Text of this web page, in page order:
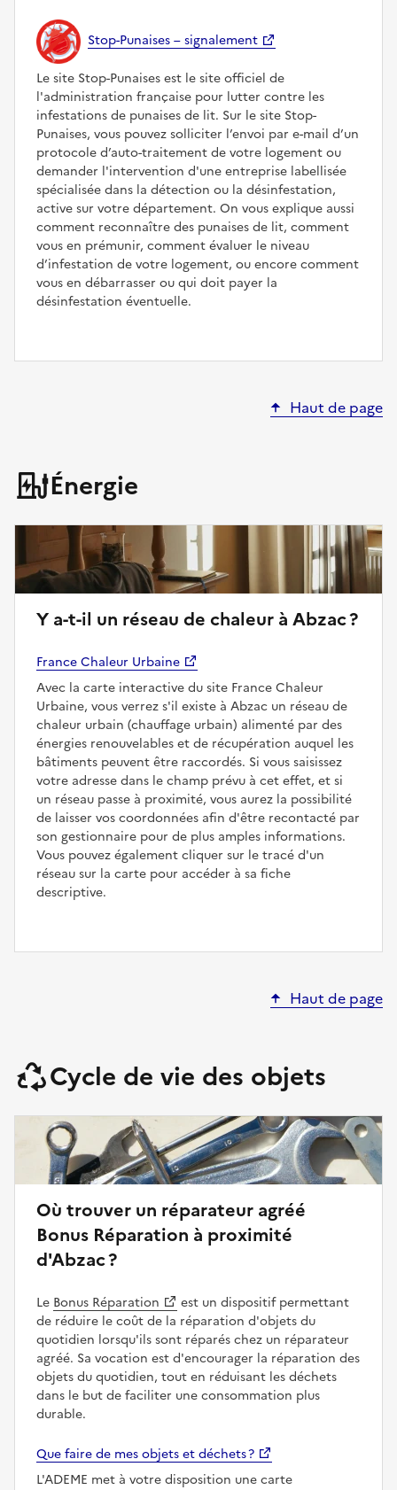
Stop-Punaises – signalement
Le site Stop-Punaises est le site officiel de
l'administration française pour lutter contre les
infestations de punaises de lit. Sur le site Stop-
Punaises, vous pouvez solliciter l’envoi par e-mail d’un
protocole d’auto-traitement de votre logement ou
demander l'intervention d'une entreprise labellisée
spécialisée dans la détection ou la désinfestation,
active sur votre département. On vous explique aussi
comment reconnaître des punaises de lit, comment
vous en prémunir, comment évaluer le niveau
d’infestation de votre logement, ou encore comment
vous en débarrasser ou qui doit payer la
désinfestation éventuelle.
Haut de page
Énergie
Y a-t-il un réseau de chaleur à Abzac ?
France Chaleur Urbaine
Avec la carte interactive du site France Chaleur
Urbaine, vous verrez s'il existe à Abzac un réseau de
chaleur urbain (chauffage urbain) alimenté par des
énergies renouvelables et de récupération auquel les
bâtiments peuvent être raccordés. Si vous saisissez
votre adresse dans le champ prévu à cet effet, et si
un réseau passe à proximité, vous aurez la possibilité
de laisser vos coordonnées afin d'être recontacté par
son gestionnaire pour de plus amples informations.
Vous pouvez également cliquer sur le tracé d'un
réseau sur la carte pour accéder à sa fiche
descriptive.
Haut de page
Cycle de vie des objets
Où trouver un réparateur agréé
Bonus Réparation à proximité
d'Abzac ?
Le Bonus Réparation
est un dispositif permettant
de réduire le coût de la réparation d'objets du
quotidien lorsqu'ils sont réparés chez un réparateur
agréé. Sa vocation est d'encourager la réparation des
objets du quotidien, tout en réduisant les déchets
dans le but de faciliter une consommation plus
durable.
Que faire de mes objets et déchets ?
L'ADEME met à votre disposition une carte